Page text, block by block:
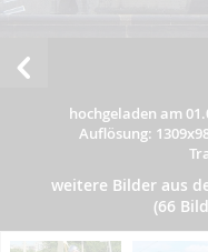
hochgeladen am
Auflösung:
weitere Bilder aus
(66